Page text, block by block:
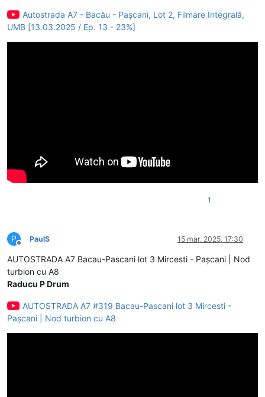
Autostrada A7 - Bacău - Pașcani, Lot 2, Filmare Integrală,
UMB [13.03.2025 / Ep. 13 - 23%]
1
P
Deconectat
PaulS 15 mar. 2025, 17:30
AUTOSTRADA A7 Bacau-Pascani lot 3 Mircesti - Pașcani | Nod
turbion cu A8
Raducu P Drum
AUTOSTRADA A7 #319 Bacau-Pascani lot 3 Mircesti -
Pașcani | Nod turbion cu A8